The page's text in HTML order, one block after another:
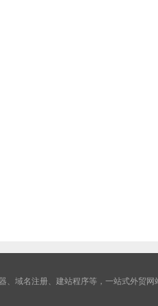
域名注册、建站程序等，一站式外贸网